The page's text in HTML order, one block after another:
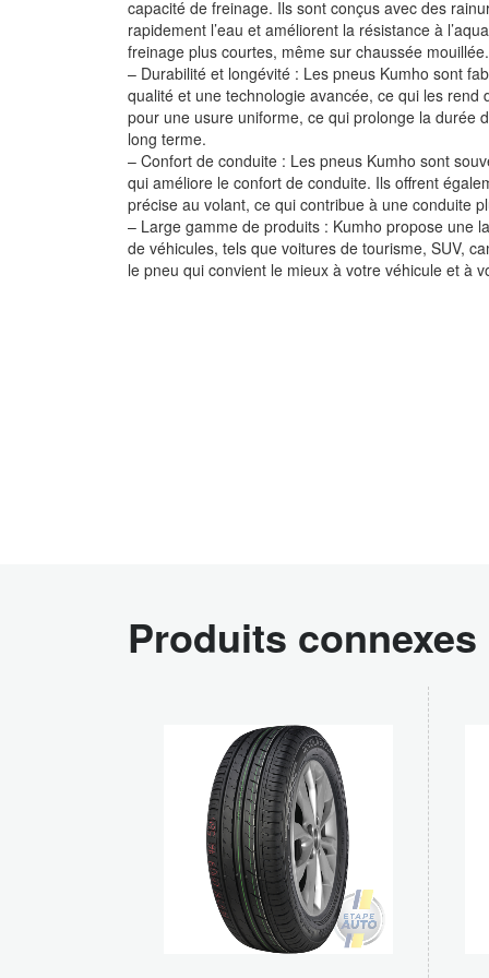
capacité de freinage. Ils sont conçus avec des
rapidement l’eau et améliorent la résistance à
freinage plus courtes, même sur chaussée mouillée.
– Durabilité et longévité : Les pneus Kumho sont
qualité et une technologie avancée, ce qui les rend
pour une usure uniforme, ce qui prolonge la durée
long terme.
– Confort de conduite : Les pneus Kumho sont
qui améliore le confort de conduite. Ils offrent
précise au volant, ce qui contribue à une conduite
– Large gamme de produits : Kumho propose une
de véhicules, tels que voitures de tourisme, SUV,
le pneu qui convient le mieux à votre véhicule et à
Produits connexes